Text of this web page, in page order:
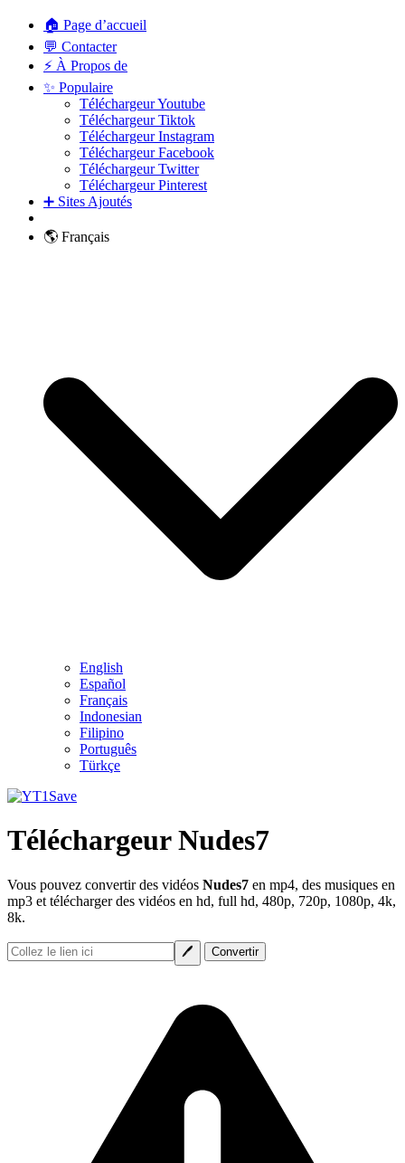
🏠 Page d’accueil
💬 Contacter
⚡ À Propos de
✨ Populaire
Téléchargeur Youtube
Téléchargeur Tiktok
Téléchargeur Instagram
Téléchargeur Facebook
Téléchargeur Twitter
Téléchargeur Pinterest
➕ Sites Ajoutés
🌎 Français
English
Español
Français
Indonesian
Filipino
Português
Türkçe
Téléchargeur Nudes7
Vous pouvez convertir des vidéos Nudes7 en mp4, des musiques en
mp3 et télécharger des vidéos en hd, full hd, 480p, 720p, 1080p, 4k,
8k.